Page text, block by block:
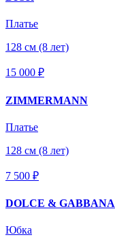
Платье
128 см (8 лет)
15 000 ₽
ZIMMERMANN
Платье
128 см (8 лет)
7 500 ₽
DOLCE & GABBANA
Юбка